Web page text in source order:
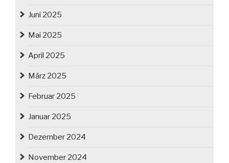
Juni 2025
Mai 2025
April 2025
März 2025
Februar 2025
Januar 2025
Dezember 2024
November 2024